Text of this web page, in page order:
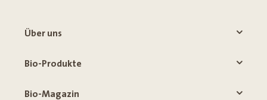
Über uns
Bio-Produkte
Bio-Magazin